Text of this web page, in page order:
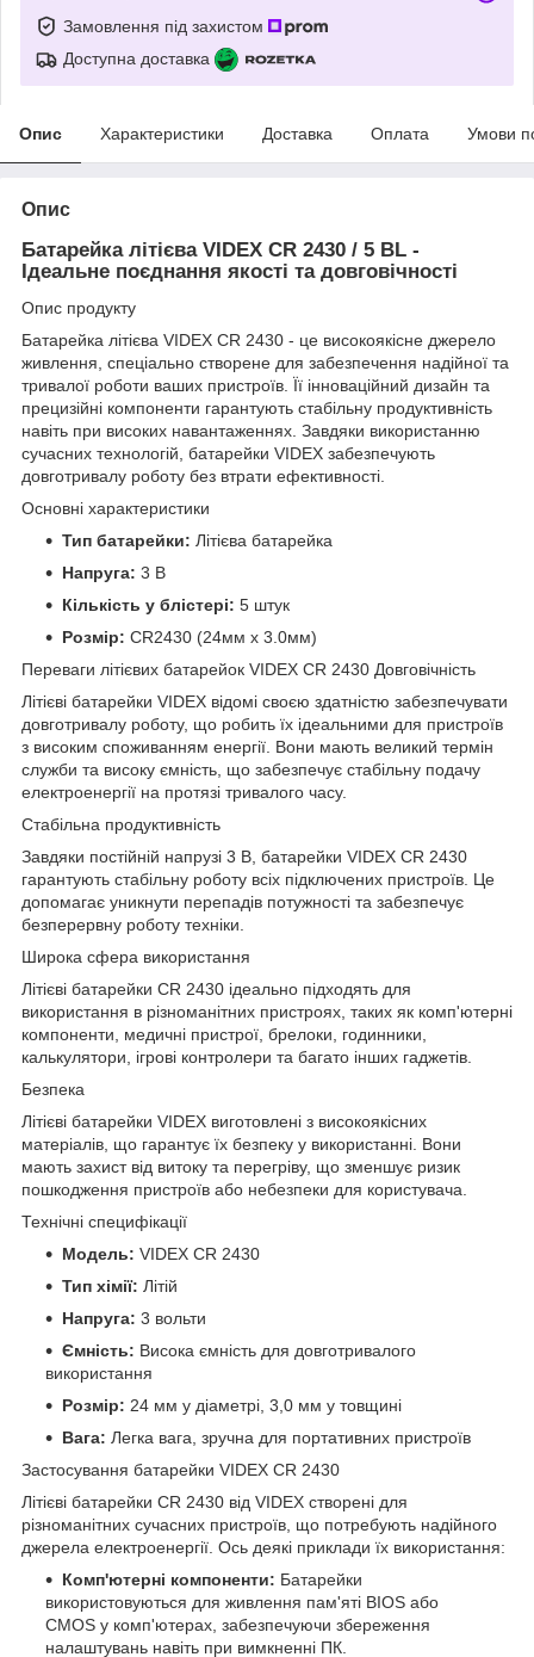
Замовлення під захистом
Доступна доставка
Опис Характеристики Доставка Оплата Умови
Опис
Батарейка літієва VIDEX CR 2430 / 5 BL -
Ідеальне поєднання якості та довговічності
Опис продукту
Батарейка літієва VIDEX CR 2430 - це високоякісне джерело
живлення, спеціально створене для забезпечення надійної та
тривалої роботи ваших пристроїв. Її інноваційний дизайн та
прецизійні компоненти гарантують стабільну продуктивність
навіть при високих навантаженнях. Завдяки використанню
сучасних технологій, батарейки VIDEX забезпечують
довготривалу роботу без втрати ефективності.
Основні характеристики
Тип батарейки: Літієва батарейка
Напруга: 3 В
Кількість у блістері: 5 штук
Розмір: CR2430 (24мм x 3.0мм)
Переваги літієвих батарейок VIDEX CR 2430 Довговічність
Літієві батарейки VIDEX відомі своєю здатністю забезпечувати
довготривалу роботу, що робить їх ідеальними для пристроїв
з високим споживанням енергії. Вони мають великий термін
служби та високу ємність, що забезпечує стабільну подачу
електроенергії на протязі тривалого часу.
Стабільна продуктивність
Завдяки постійній напрузі 3 В, батарейки VIDEX CR 2430
гарантують стабільну роботу всіх підключених пристроїв. Це
допомагає уникнути перепадів потужності та забезпечує
безперервну роботу техніки.
Широка сфера використання
Літієві батарейки CR 2430 ідеально підходять для
використання в різноманітних пристроях, таких як комп'ютерні
компоненти, медичні пристрої, брелоки, годинники,
калькулятори, ігрові контролери та багато інших гаджетів.
Безпека
Літієві батарейки VIDEX виготовлені з високоякісних
матеріалів, що гарантує їх безпеку у використанні. Вони
мають захист від витоку та перегріву, що зменшує ризик
пошкодження пристроїв або небезпеки для користувача.
Технічні специфікації
Модель: VIDEX CR 2430
Тип хімії: Літій
Напруга: 3 вольти
Ємність: Висока ємність для довготривалого
використання
Розмір: 24 мм у діаметрі, 3,0 мм у товщині
Вага: Легка вага, зручна для портативних пристроїв
Застосування батарейки VIDEX CR 2430
Літієві батарейки CR 2430 від VIDEX створені для
різноманітних сучасних пристроїв, що потребують надійного
джерела електроенергії. Ось деякі приклади їх використання:
Комп'ютерні компоненти: Батарейки
використовуються для живлення пам'яті BIOS або
CMOS у комп'ютерах, забезпечуючи збереження
налаштувань навіть при вимкненні ПК.